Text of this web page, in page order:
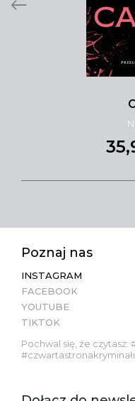
Poznaj nas
INSTAGRAM
FACEBOOK
YOUTUBE
TIKTOK
Pochwal się, że